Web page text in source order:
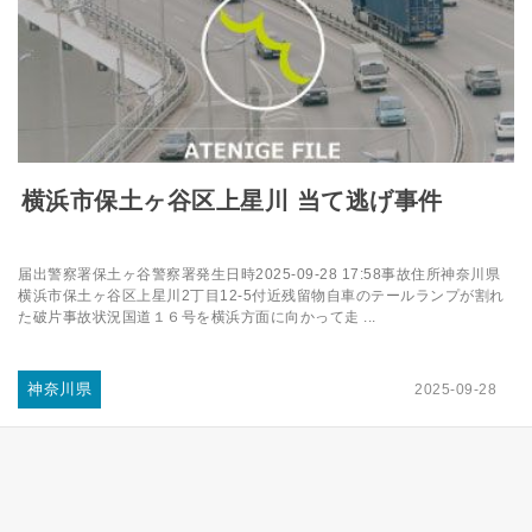
横浜市保土ヶ谷区上星川 当て逃げ事件
届出警察署保土ヶ谷警察署発生日時2025-09-28 17:58事故住所神奈川県
横浜市保土ヶ谷区上星川2丁目12-5付近残留物自車のテールランプが割れ
た破片事故状況国道１６号を横浜方面に向かって走 ...
神奈川県 2025-09-28